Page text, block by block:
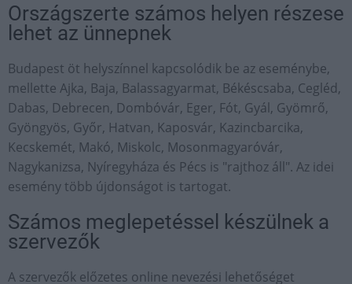
Országszerte számos helyen részese
lehet az ünnepnek
Budapest öt helyszínnel kapcsolódik be az eseménybe,
mellette Ajka, Baja, Balassagyarmat, Békéscsaba, Cegléd,
Dabas, Debrecen, Dombóvár, Eger, Fót, Gyál, Gyömrő,
Gyöngyös, Győr, Hatvan, Kaposvár, Kazincbarcika,
Kecskemét, Makó, Miskolc, Mosonmagyaróvár,
Nagykanizsa, Nyíregyháza és Pécs is "rajthoz áll". Az idei
esemény több újdonságot is tartogat.
Számos meglepetéssel készülnek a
szervezők
A szervezők előzetes online nevezési lehetőséget